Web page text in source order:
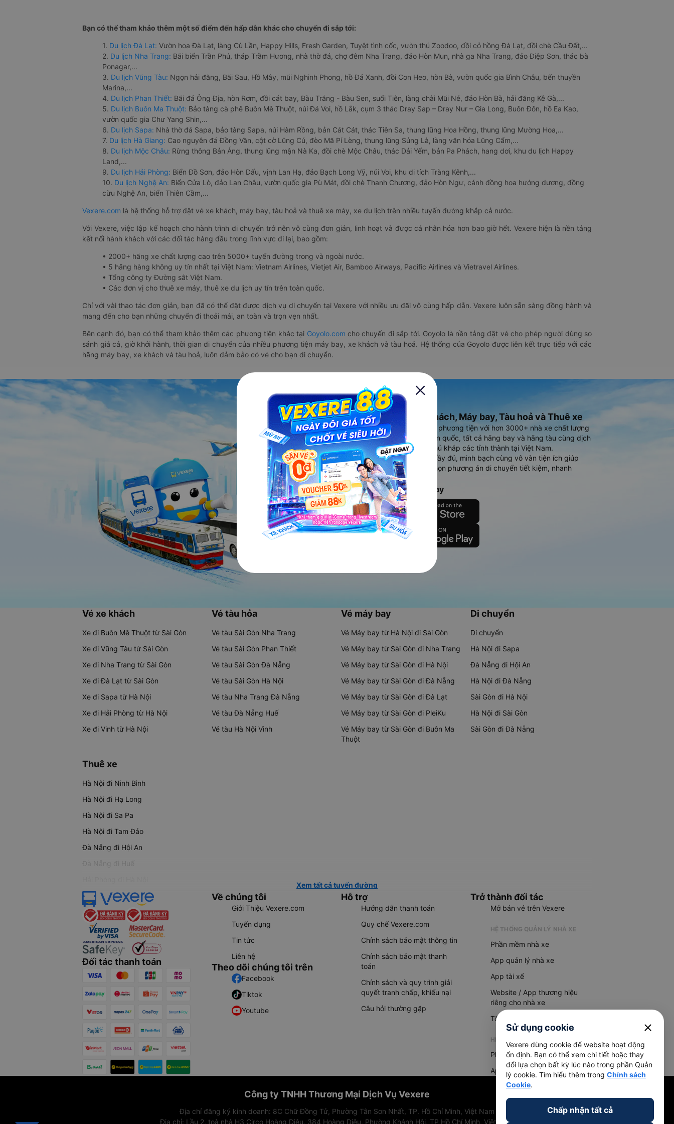
Bạn có thể tham khảo thêm một số điểm đến hấp dẫn khác cho chuyến đi sắp tới:
1. Du lịch Đà Lạt: Vườn hoa Đà Lạt, làng Cù Lần, Happy Hills, Fresh Garden, Tuyệt tình cốc, vườn thú Zoodoo, đồi cỏ hồng Đà Lạt, đồi chè Cầu Đất,...
2. Du lịch Nha Trang: Bãi biển Trần Phú, tháp Trầm Hương, nhà thờ đá, chợ đêm Nha Trang, đảo Hòn Mun, nhà ga Nha Trang, đảo Điệp Sơn, thác bà
Ponagar,...
3. Du lịch Vũng Tàu: Ngọn hải đăng, Bãi Sau, Hồ Mây, mũi Nghinh Phong, hồ Đá Xanh, đồi Con Heo, hòn Bà, vườn quốc gia Bình Châu, bến thuyền
Marina,...
4. Du lịch Phan Thiết: Bãi đá Ông Địa, hòn Rơm, đồi cát bay, Bàu Trắng - Bàu Sen, suối Tiên, làng chài Mũi Né, đảo Hòn Bà, hải đăng Kê Gà,...
5. Du lịch Buôn Ma Thuột: Bảo tàng cà phê Buôn Mê Thuột, núi Đá Voi, hồ Lắk, cụm 3 thác Dray Sap – Dray Nur – Gia Long, Buôn Đôn, hồ Ea Kao,
vườn quốc gia Chư Yang Shin,...
6. Du lịch Sapa: Nhà thờ đá Sapa, bảo tàng Sapa, núi Hàm Rồng, bản Cát Cát, thác Tiên Sa, thung lũng Hoa Hồng, thung lũng Mường Hoa,...
7. Du lịch Hà Giang: Cao nguyên đá Đồng Văn, cột cờ Lũng Cú, đèo Mã Pí Lèng, thung lũng Sủng Là, làng văn hóa Lũng Cẩm,...
8. Du lịch Mộc Châu: Rừng thông Bản Áng, thung lũng mận Nà Ka, đồi chè Mộc Châu, thác Dải Yếm, bản Pa Phách, hang dơi, khu du lịch Happy
Land,...
9. Du lịch Hải Phòng: Biển Đồ Sơn, đảo Hòn Dấu, vịnh Lan Hạ, đảo Bạch Long Vỹ, núi Voi, khu di tích Tràng Kênh,...
10. Du lịch Nghệ An: Biển Cửa Lò, đảo Lan Châu, vườn quốc gia Pù Mát, đồi chè Thanh Chương, đảo Hòn Ngư, cánh đồng hoa hướng dương, đồng
cừu Nghệ An, biển Thiên Cầm,...
Vexere.com là hệ thống hỗ trợ đặt vé xe khách, máy bay, tàu hoả và thuê xe máy, xe du lịch trên nhiều tuyến đường khắp cả nước.
Với Vexere, việc lập kế hoạch cho hành trình di chuyển trở nên vô cùng đơn giản, linh hoạt và được cá nhân hóa hơn bao giờ hết. Vexere hiện là nền tảng
kết nối hành khách với các đối tác hàng đầu trong lĩnh vực đi lại, bao gồm:
• 2000+ hãng xe chất lượng cao trên 5000+ tuyến đường trong và ngoài nước.
• 5 hãng hàng không uy tín nhất tại Việt Nam: Vietnam Airlines, Vietjet Air, Bamboo Airways, Pacific Airlines và Vietravel Airlines.
• Tổng công ty Đường sắt Việt Nam.
• Các đơn vị cho thuê xe máy, thuê xe du lịch uy tín trên toàn quốc.
Chỉ với vài thao tác đơn giản, bạn đã có thể đặt được dịch vụ di chuyển tại Vexere với nhiều ưu đãi vô cùng hấp dẫn. Vexere luôn sẵn sàng đồng hành và
mang đến cho bạn những chuyến đi thoải mái, an toàn và trọn vẹn nhất.
Bên cạnh đó, bạn có thể tham khảo thêm các phương tiện khác tại Goyolo.com cho chuyến đi sắp tới. Goyolo là nền tảng đặt vé cho phép người dùng so
sánh giá cả, giờ khởi hành, thời gian di chuyển của nhiều phương tiện máy bay, xe khách và tàu hoả. Hệ thống của Goyolo được liên kết trực tiếp với các
hãng máy bay, xe khách và tàu hoả, luôn đảm bảo có vé cho bạn di chuyển.
Ứng dụng đặt vé Xe khách, Máy bay, Tàu hoả và Thuê xe
Vexere - ứng dụng đặt vé đa phương tiện với hơn 3000+ nhà xe chất lượng
cao, 5000+ tuyến đường toàn quốc, tất cả hãng bay và hãng tàu cùng dịch
vụ thuê xe máy, xe du lịch phủ khắp các tỉnh thành tại Việt Nam.
Ứng dụng hiển thị thông tin đầy đủ, minh bạch cùng vô vàn tiện ích giúp
người dùng so sánh và lựa chọn phương án di chuyển tiết kiệm, nhanh
chóng và phù hợp nhất.
Tải ứng dụng Vexere ngay
Vé xe khách
Xe đi Buôn Mê Thuột từ Sài Gòn
Xe đi Vũng Tàu từ Sài Gòn
Xe đi Nha Trang từ Sài Gòn
Xe đi Đà Lạt từ Sài Gòn
Xe đi Sapa từ Hà Nội
Xe đi Hải Phòng từ Hà Nội
Xe đi Vinh từ Hà Nội
Vé tàu hỏa
Vé tàu Sài Gòn Nha Trang
Vé tàu Sài Gòn Phan Thiết
Vé tàu Sài Gòn Đà Nẵng
Vé tàu Sài Gòn Hà Nội
Vé tàu Nha Trang Đà Nẵng
Vé tàu Đà Nẵng Huế
Vé tàu Hà Nội Vinh
Vé máy bay
Vé Máy bay từ Hà Nội đi Sài Gòn
Vé Máy bay từ Sài Gòn đi Nha Trang
Vé Máy bay từ Sài Gòn đi Hà Nội
Vé Máy bay từ Sài Gòn đi Đà Nẵng
Vé Máy bay từ Sài Gòn đi Đà Lạt
Vé Máy bay từ Sài Gòn đi PleiKu
Vé Máy bay từ Sài Gòn đi Buôn Ma
Thuột
Di chuyển
Di chuyển
Hà Nội đi Sapa
Đà Nẵng đi Hội An
Hà Nội đi Đà Nẵng
Sài Gòn đi Hà Nội
Hà Nội đi Sài Gòn
Sài Gòn đi Đà Nẵng
Thuê xe
Hà Nội đi Ninh Bình
Hà Nội đi Hạ Long
Hà Nội đi Sa Pa
Hà Nội đi Tam Đảo
Đà Nẵng đi Hội An
Đà Nẵng đi Huế
Xem tất cả tuyến đường
Đối tác thanh toán
Về chúng tôi
Giới Thiệu Vexere.com
Tuyển dụng
Tin tức
Liên hệ
Theo dõi chúng tôi trên
Facebook
Tiktok
Youtube
Hỗ trợ
Hướng dẫn thanh toán
Quy chế Vexere.com
Chính sách bảo mật thông tin
Chính sách bảo mật thanh
toán
Chính sách và quy trình giải
quyết tranh chấp, khiếu nại
Câu hỏi thường gặp
Trở thành đối tác
Mở bán vé trên Vexere
HỆ THỐNG QUẢN LÝ NHÀ XE
Phần mềm nhà xe
App quản lý nhà xe
App tài xế
Website / App thương hiệu
riêng cho nhà xe
Tổng đài AI
HỆ THỐNG QUẢN LÝ HÀNG HOÁ
Phần mềm quản lý hàng hoá
App quản lý hàng hoá
Công ty TNHH Thương Mại Dịch Vụ Vexere
Địa chỉ đăng ký kinh doanh: 8C Chữ Đồng Tử, Phường Tân Sơn Nhất, TP. Hồ Chí Minh, Việt Nam
Địa chỉ: Lầu 2, toà nhà H3 Circo Hoàng Diệu, 384 Hoàng Diệu, Phường Khánh Hội, TP Hồ Chí Minh, Việt Nam
Sử dụng cookie close
Vexere dùng cookie để website hoạt động
ổn định. Bạn có thể xem chi tiết hoặc thay
đổi lựa chọn bất kỳ lúc nào trong phần Quản
lý cookie. Tìm hiểu thêm trong Chính sách
Cookie.
Chấp nhận tất cả